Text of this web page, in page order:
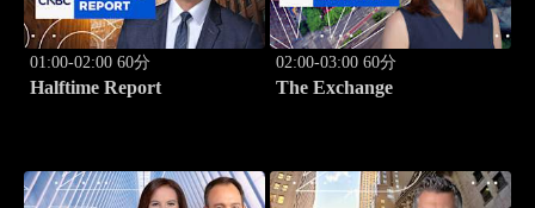
01:00-02:00 60分
Halftime Report
02:00-03:00 60分
The Exchange